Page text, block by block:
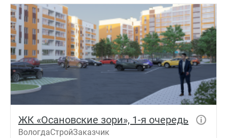
ЖК «Осановские зори», 1-я очередь
ВологдаСтройЗаказчик